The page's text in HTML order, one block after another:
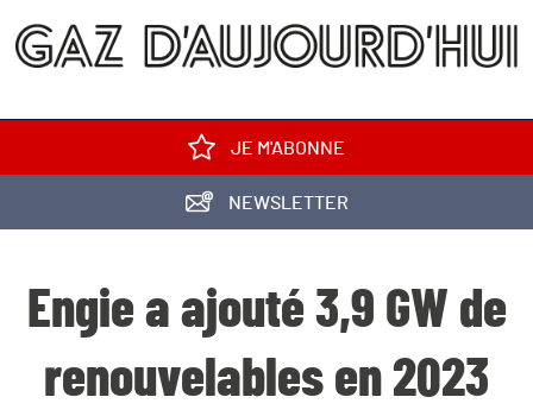
JE M'ABONNE
NEWSLETTER
Engie a ajouté 3,9 GW de
renouvelables en 2023